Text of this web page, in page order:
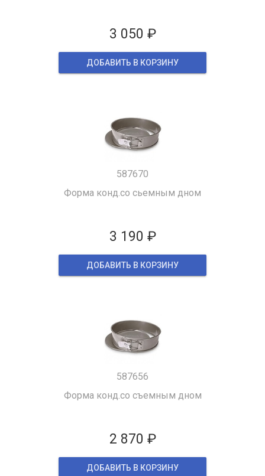
3 050 ₽
ДОБАВИТЬ В КОРЗИНУ
587670
Форма конд.со сьемным дном
3 190 ₽
ДОБАВИТЬ В КОРЗИНУ
587656
Форма конд.со съемным дном
2 870 ₽
ДОБАВИТЬ В КОРЗИНУ